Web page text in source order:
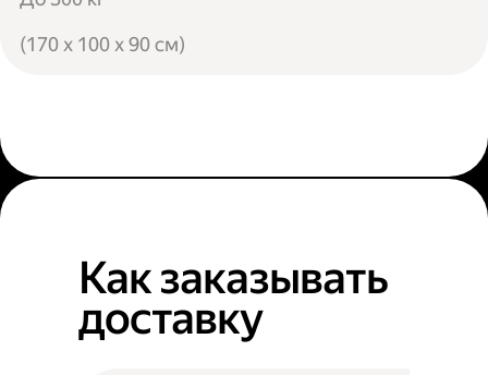
(170 x 100 x 90 см)
Как заказывать
доставку